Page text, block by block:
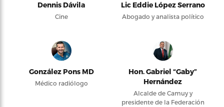
Dennis Dávila
Cine
Lic Eddie López Serrano
Abogado y analista político
González Pons MD
Médico radiólogo
Hon. Gabriel “Gaby”
Hernández
Alcalde de Camuy y
presidente de la Federación